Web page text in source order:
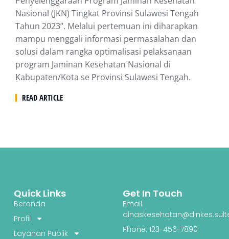
Nasional (JKN) Tingkat Provinsi Sulawesi Tengah
Tahun 2023”. Melalui pertemuan ini diharapkan
mampu menggali informasi permasalahan dan
solusi dalam rangka optimalisasi pelaksanaan
program Jaminan Kesehatan Nasional di
Kabupaten/Kota se Provinsi Sulawesi Tengah.
READ ARTICLE
Quick Links
Beranda
Profil
Layanan Publik
Get In Touch
Email:
Phone: 123-456-7890